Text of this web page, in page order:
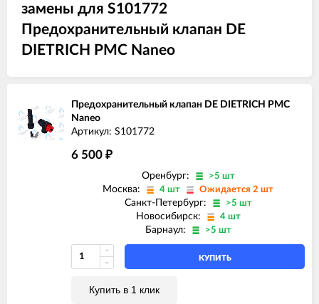
замены для S101772
Предохранительный клапан DE
DIETRICH PMC Naneo
Предохранительный клапан DE DIETRICH PMC
Naneo
Артикул: S101772
6 500 ₽
Оренбург: >5 шт
Москва: 4 шт Ожидается 2 шт
Санкт-Петербург: >5 шт
Новосибирск: 4 шт
Барнаул: >5 шт
КУПИТЬ
Купить в 1 клик